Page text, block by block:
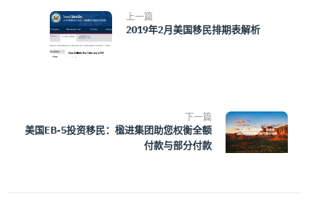
上一篇
2019年2月美国移民排期表解析
下一篇
美国EB-5投资移民：楹进集团助您权衡全额
付款与部分付款